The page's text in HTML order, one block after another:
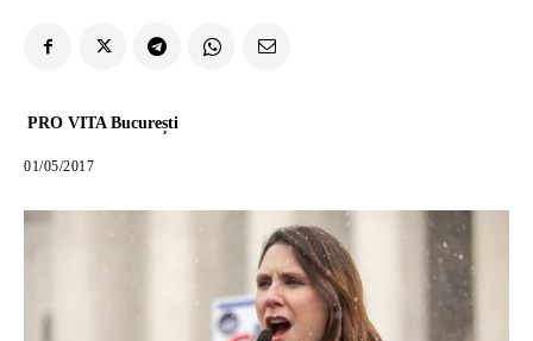
PRO VITA București
01/05/2017